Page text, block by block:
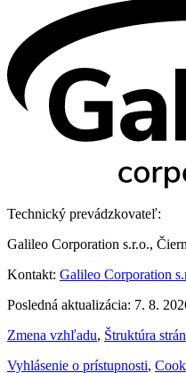
Technický prevádzkovateľ:
Galileo Corporation s.r.o.,
Kontakt: Galileo Corporation
Posledná aktualizácia: 7. 8.
Zmena vzhľadu, Štruktúra
Vyhlásenie o prístupnosti,